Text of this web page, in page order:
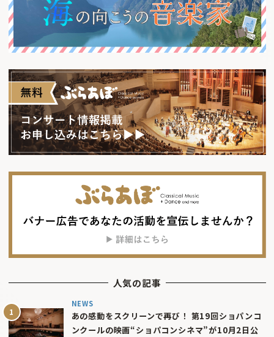
人気の記事
NEWS
あの感動をスクリーンで再び！ 第19回ショパンコ
ンクールの映画“ショパコンシネマ”が10月2日公